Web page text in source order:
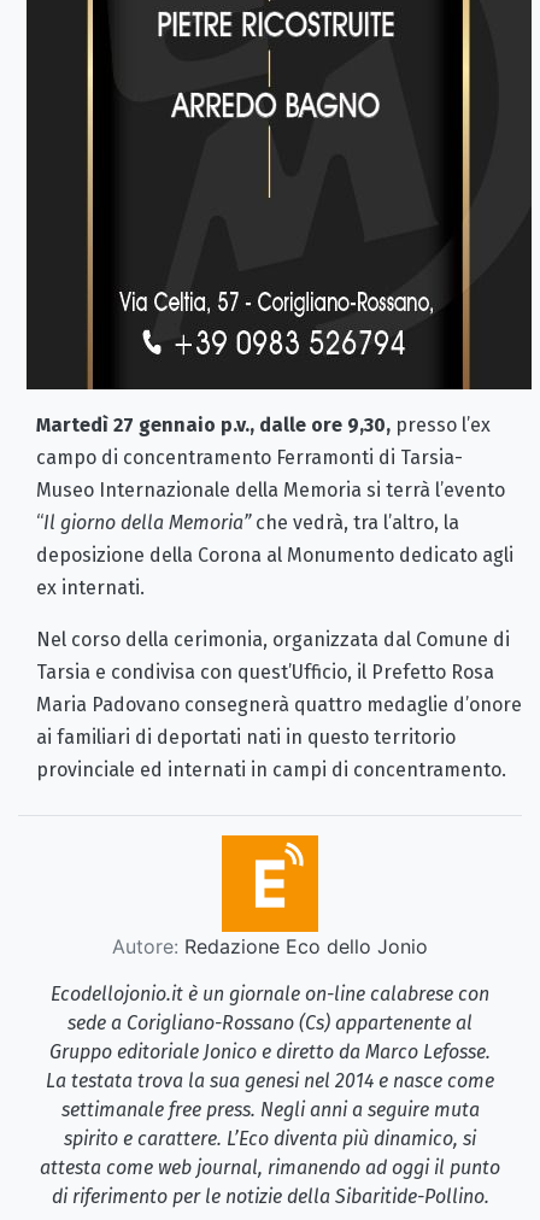
Martedì 27 gennaio p.v., dalle ore 9,30, presso l’ex
campo di concentramento Ferramonti di Tarsia-
Museo Internazionale della Memoria si terrà l’evento
“Il giorno della Memoria” che vedrà, tra l’altro, la
deposizione della Corona al Monumento dedicato agli
ex internati.
Nel corso della cerimonia, organizzata dal Comune di
Tarsia e condivisa con quest’Ufficio, il Prefetto Rosa
Maria Padovano consegnerà quattro medaglie d’onore
ai familiari di deportati nati in questo territorio
provinciale ed internati in campi di concentramento.
Autore: Redazione Eco dello Jonio
Ecodellojonio.it è un giornale on-line calabrese con
sede a Corigliano-Rossano (Cs) appartenente al
Gruppo editoriale Jonico e diretto da Marco Lefosse.
La testata trova la sua genesi nel 2014 e nasce come
settimanale free press. Negli anni a seguire muta
spirito e carattere. L’Eco diventa più dinamico, si
attesta come web journal, rimanendo ad oggi il punto
di riferimento per le notizie della Sibaritide-Pollino.